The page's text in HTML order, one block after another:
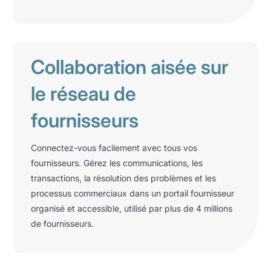
Collaboration aisée sur
le réseau de
fournisseurs
Connectez-vous facilement avec tous vos
fournisseurs. Gérez les communications, les
transactions, la résolution des problèmes et les
processus commerciaux dans un portail fournisseur
organisé et accessible, utilisé par plus de 4 millions
de fournisseurs.